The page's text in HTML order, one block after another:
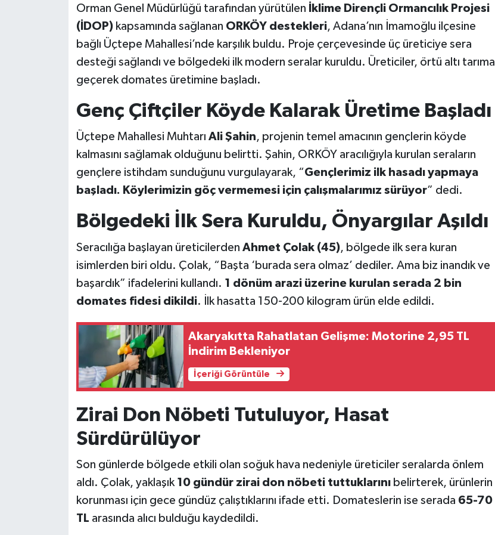
Orman Genel Müdürlüğü tarafından yürütülen
İklime Dirençli Ormancılık Projesi
(İDOP)kapsamında sağlanan ORKÖY destekleri, Adana’nın İmamoğlu ilçesine
bağlı Üçtepe Mahallesi’nde karşılık buldu. Proje çerçevesinde üç üreticiye sera
desteği sağlandı ve bölgedeki ilk modern seralar kuruldu. Üreticiler, örtü altı tarıma
geçerek domates üretimine başladı.
Genç Çiftçiler Köyde Kalarak Üretime Başladı
Üçtepe Mahallesi Muhtarı Ali Şahin, projenin temel amacının gençlerin köyde
kalmasını sağlamak olduğunu belirtti. Şahin, ORKÖY aracılığıyla kurulan seraların
gençlere istihdam sunduğunu vurgulayarak, “Gençlerimiz ilk hasadı yapmaya
başladı. Köylerimizin göç vermemesi için çalışmalarımız sürüyor” dedi.
Bölgedeki İlk Sera Kuruldu, Önyargılar Aşıldı
Seracılığa başlayan üreticilerden Ahmet Çolak (45), bölgede ilk sera kuran
isimlerden biri oldu. Çolak, “Başta ‘burada sera olmaz’ dediler. Ama biz inandık ve
başardık” ifadelerini kullandı. 1 dönüm arazi üzerine kurulan serada 2 bin
domates fidesi dikildi. İlk hasatta 150-200 kilogram ürün elde edildi.
Akaryakıtta Rahatlatan Gelişme: Motorine 2,95 TL
İndirim Bekleniyor
İçeriği Görüntüle
Zirai Don Nöbeti Tutuluyor, Hasat
Sürdürülüyor
Son günlerde bölgede etkili olan soğuk hava nedeniyle üreticiler seralarda önlem
aldı. Çolak, yaklaşık 10 gündür zirai don nöbeti tuttuklarınıbelirterek, ürünlerin
korunması için gece gündüz çalıştıklarını ifade etti. Domateslerin ise serada 65-70
TL arasında alıcı bulduğu kaydedildi.